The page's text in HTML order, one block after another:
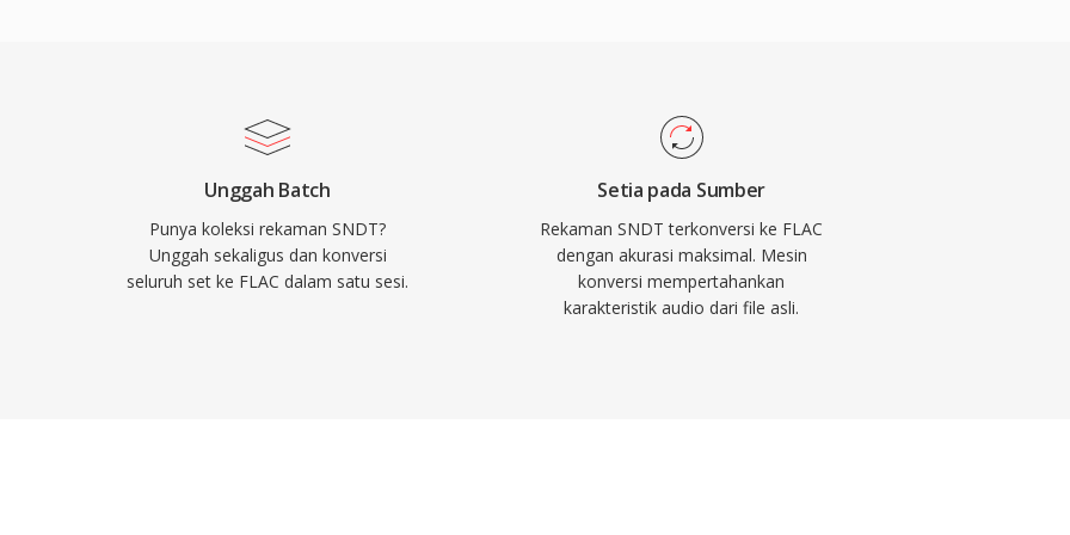
utama membuat
yang lengkap dari
tertanam melalui
pustaka tetap
lisensi open-source
hambatan
keras.
Unggah Batch
Punya koleksi rekaman SNDT?
Unggah sekaligus dan konversi
seluruh set ke FLAC dalam satu sesi.
Setia pada Sumber
Rekaman SNDT terkonversi ke FLAC
dengan akurasi maksimal. Mesin
konversi mempertahankan
karakteristik audio dari file asli.